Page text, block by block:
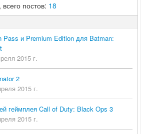
постов: 18
Pass и Premium Edition для Batman:
2015 г.
2
2015 г.
геймплея Call of Duty: Black Ops 3
2015 г.